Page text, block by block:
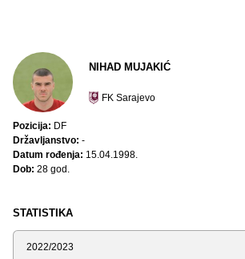
STATISTIKA
Sezona
NIHAD MUJAKIĆ
FK Sarajevo
Pozicija: DF
Državljanstvo: -
Datum rođenja: 15.04.1998.
Dob: 28 god.